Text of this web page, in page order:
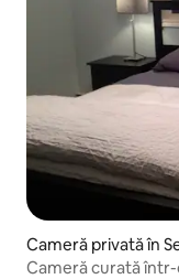
Cameră privată în
Cameră curată